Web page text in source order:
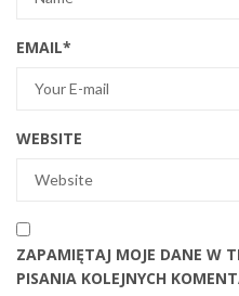
EMAIL*
WEBSITE
ZAPAMIĘTAJ MOJE DANE W
PISANIA KOLEJNYCH